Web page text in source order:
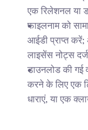
एक रिलेशनल या
फाइलनाम को
आईडी प्राप्त करें;
लाइसेंस नोट्स
डाउनलोड की गई
करने के लिए एक
धाराएं, या एक